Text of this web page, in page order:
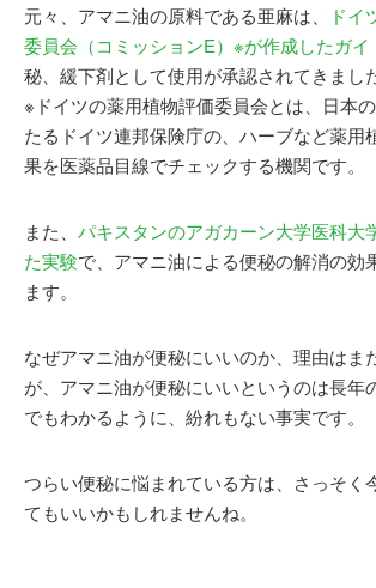
元々、アマニ油の原料である亜麻は、
ドイ
委員会（コミッションE）※が作成したガイ
秘、緩下剤として使用が承認されてきました
※ドイツの薬用植物評価委員会とは、日本
たるドイツ連邦保険庁の、ハーブなど薬用
果を医薬品目線でチェックする機関です。
また、 パキスタンのアガカーン大学医科大
た実験で、アマニ油による便秘の解消の効
ます。
なぜアマニ油が便秘にいいのか、理由はま
が、アマニ油が便秘にいいというのは長年
でもわかるように、紛れもない事実です。
つらい便秘に悩まれている方は、さっそく
てもいいかもしれませんね。